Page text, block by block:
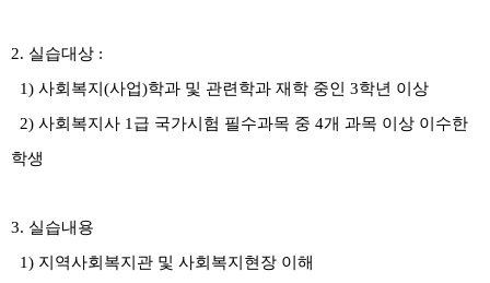
2. 실습대상 :
1) 사회복지 (사업)학과 및 관련학과 재학 중인 3학년 이상
2) 사회복지사 1 급 국가시험 필수과목 중 4개 과목 이상 이수한
학생
3. 실습내용
1) 지역사회복지관 및 사회복지현장 이해